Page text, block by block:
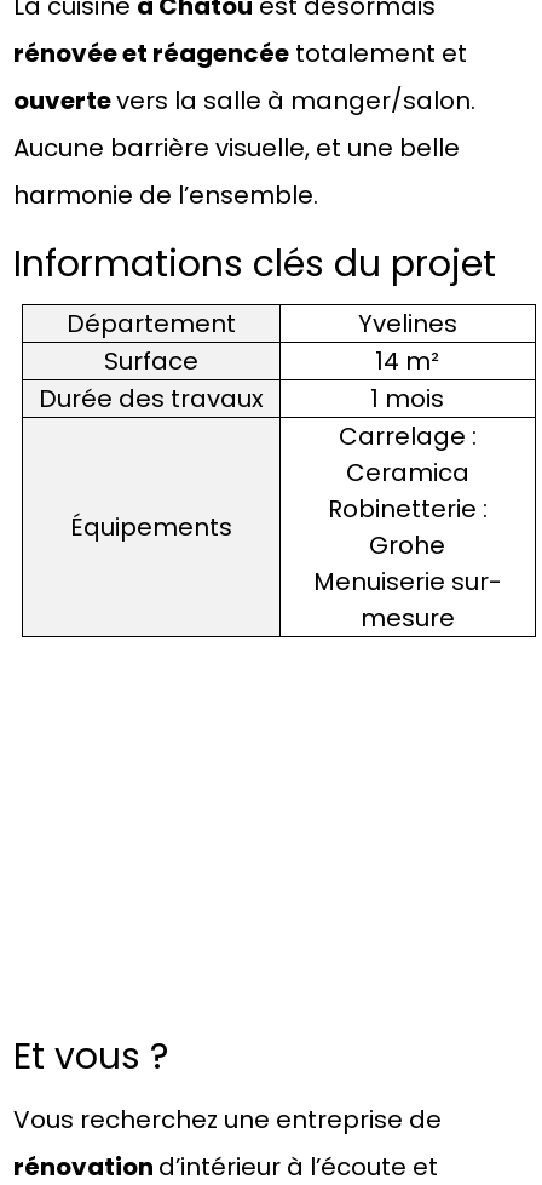
rénovée et réagencée totalement et
ouvertevers la salle à manger/salon.
Aucune barrière visuelle, et une belle
harmonie de l’ensemble.
Informations clés du projet
Département
Yvelines
Surface
14 m²
Durée des travaux
1 mois
Équipements
Carrelage :
Ceramica
Robinetterie :
Grohe
Menuiserie sur-
mesure
Et vous ?
Vous recherchez une entreprise de
rénovation d’intérieur à l’écoute et